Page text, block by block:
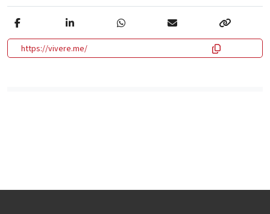
https://vivere.me/